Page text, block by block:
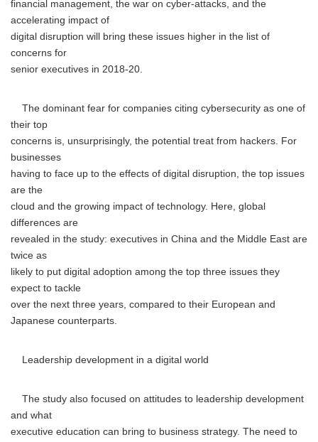
financial management, the war on cyber-attacks, and the
accelerating impact of
digital disruption will bring these issues higher in the list of
concerns for
senior executives in 2018-20.
The dominant fear for companies citing cybersecurity as one of
their top
concerns is, unsurprisingly, the potential treat from hackers. For
businesses
having to face up to the effects of digital disruption, the top issues
are the
cloud and the growing impact of technology. Here, global
differences are
revealed in the study: executives in China and the Middle East are
twice as
likely to put digital adoption among the top three issues they
expect to tackle
over the next three years, compared to their European and
Japanese counterparts.
Leadership development in a digital world
The study also focused on attitudes to leadership development
and what
executive education can bring to business strategy. The need to